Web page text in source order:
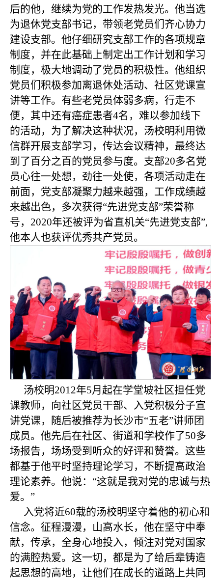
后的他，继续为党的工作发热发光。他当选
为退休党支部书记，带领老党员们齐心协力
建设支部。他仔细研究支部工作的各项规章
制度，并在此基础上制定出工作计划和学习
制度，极大地调动了党员的积极性。他组织
党员们积极参加离退休处活动、社区党课宣
讲等工作。有些老党员体弱多病，行走不
便，其中还有癌症患者4名，难以参加线下
的活动，为了解决这种状况，汤校明利用微
信群开展支部学习，传达会议精神，最终达
到了百分之百的党员参与度。支部20多名党
员心往一处想，劲往一处使，各项活动走在
前面，党支部凝聚力越来越强，工作成绩越
来越出色，多次获得“先进党支部”荣誉称
号， 2020年还被评为省直机关“先进党支部”,
他本人也获评优秀共产党员。
汤校明2012年5月起在学堂坡社区担任党
课教师，向社区党员干部、入党积极分子宣
讲党课，随后被推荐为长沙市“五老”讲师团
成员。他先后在社区、街道和学校作了50多
场报告，场场受到听众的好评和赞誉。这些
都基于他平时坚持理论学习，不断提高政治
理论素养。他说：“这就是我对党的忠诚与热
爱。”
入党将近60载的汤校明坚守着他的初心和
信念。征程漫漫，山高水长，他在坚守中奉
献，传承，全身心地投入，倾注对党对国家
的满腔热爱。这一切，都是为了给后辈铸造
起思想的高地，让他们在成长的道路上共同